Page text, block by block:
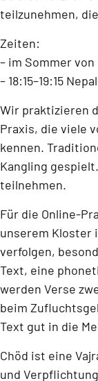
teilzunehmen,
Zeiten:
– im Sommer von
– 18:15–19:15
Wir praktizieren
Praxis, die viele
kennen.
Kangling
teilnehmen.
Für die Online-
unserem Kloster
verfolgen,
Text, eine
werden Verse
beim
Text gut in die
Chöd ist eine
und